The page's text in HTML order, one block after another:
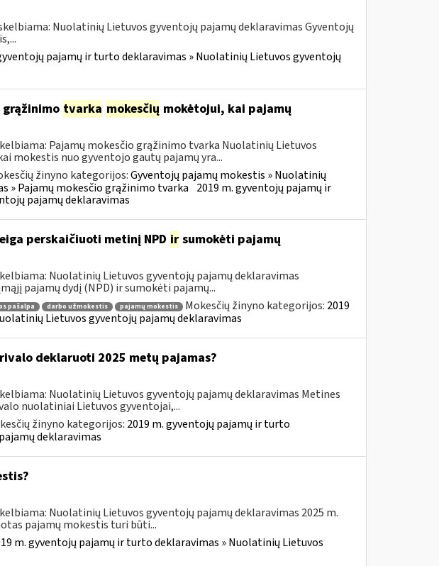
Nuolatinių Lietuvos gyventojų pajamų deklaravimas Gyventojų
pajamų ir turto deklaravimas » Nuolatinių Lietuvos gyventojų
tvarka mokesčių mokėtojui, kai pajamų
Pajamų mokesčio grąžinimo tvarka Nuolatinių Lietuvos
mokestis nuo gyventojo gautų pajamų yra...
žinyno kategorijos:Gyventojų pajamų mokestis » Nuolatinių
» Pajamų mokesčio grąžinimo tvarka 2019 m. gyventojų pajamų ir
pajamų deklaravimas
perskaičiuoti metinį NPD irsumokėti pajamų
Nuolatinių Lietuvos gyventojų pajamų deklaravimas
pajamų dydį (NPD) ir sumokėti pajamų...
pašalpa darbo užmokestis pajamų mokestis Mokesčių žinyno kategorijos: 2019
Lietuvos gyventojų pajamų deklaravimas
deklaruoti 2025 metų pajamas?
Nuolatinių Lietuvos gyventojų pajamų deklaravimas Metines
nuolatiniai Lietuvos gyventojai,...
žinyno kategorijos: 2019 m. gyventojų pajamų ir turto
deklaravimas
Nuolatinių Lietuvos gyventojų pajamų deklaravimas 2025 m.
pajamų mokestis turi būti...
m. gyventojų pajamų ir turto deklaravimas » Nuolatinių Lietuvos